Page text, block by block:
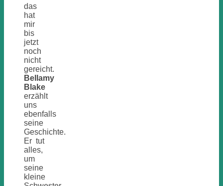
das
hat
mir
bis
jetzt
noch
nicht
gereicht.
Bellamy
Blake
erzählt
uns
ebenfalls
seine
Geschichte.
Er tut
alles,
um
seine
kleine